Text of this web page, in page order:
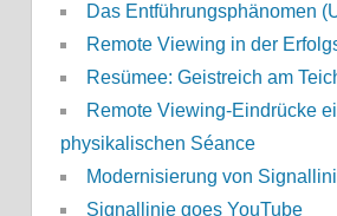
Das Entführungsphänomen
Remote Viewing in der
Resümee: Geistreich am
Remote Viewing-Eindrücke
physikalischen Séance
Modernisierung von
Signallinie goes YouTube